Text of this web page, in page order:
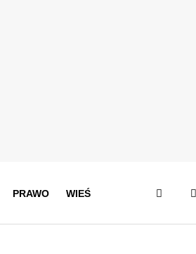
PRAWO WIEŚ